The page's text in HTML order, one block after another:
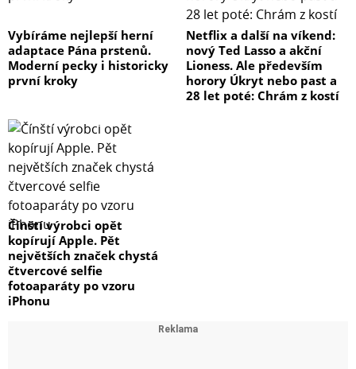
Vybíráme nejlepší herní
adaptace Pána prstenů.
Moderní pecky i historicky
první kroky
Netflix a další na víkend:
nový Ted Lasso a akční
Lioness. Ale především
horory Úkryt nebo past a
28 let poté: Chrám z kostí
Čínští výrobci opět
kopírují Apple. Pět
největších značek chystá
čtvercové selfie
fotoaparáty po vzoru
iPhonu